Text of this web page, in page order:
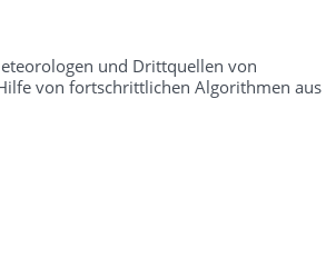
und Drittquellen von
von fortschrittlichen Algorithmen aus